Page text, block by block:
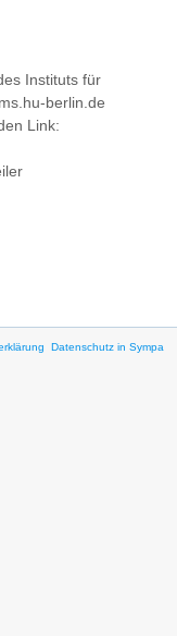
Instituts für
berlin.de
Link:
Datenschutz in Sympa